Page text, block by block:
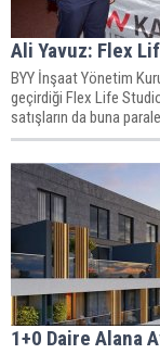
Ali Yavuz: Flex
BYY İnşaat Yönetim
geçirdiği Flex Life
satışların da buna
1+0 Daire Alana